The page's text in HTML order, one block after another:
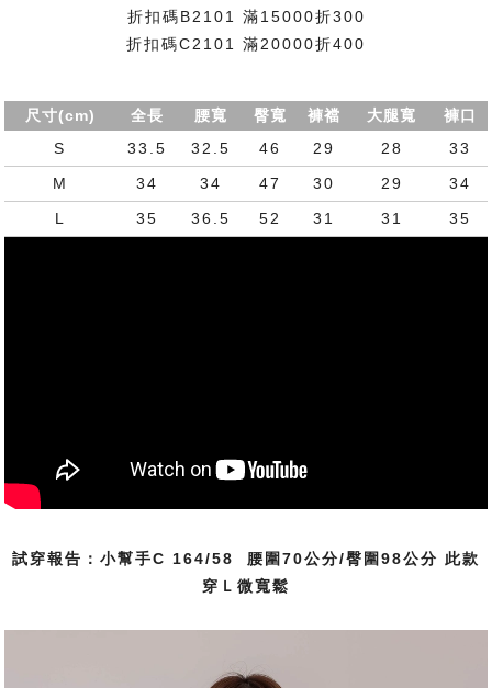
折扣碼B2101 滿15000折300
折扣碼C2101 滿20000折400
尺寸(cm) 全長 腰寬 臀寬 褲襠 大腿寬
褲口
S
33.5 32.5 46 29 28
33
M
34 34 47 30 29
34
L
35 36.5 52 31 31 35
試穿報告：小幫手C 164/58 腰圍70公分/臀圍98公分 此款
穿Ｌ微寬鬆